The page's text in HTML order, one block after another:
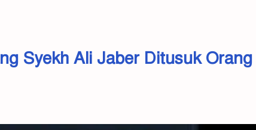
Syekh Ali Jaber Ditusuk Orang